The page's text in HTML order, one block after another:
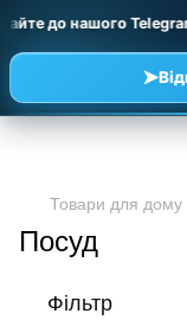
до нашого
➤
Товари для дому
Посуд
Фільтр